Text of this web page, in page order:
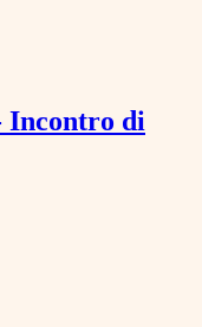
Incontro di